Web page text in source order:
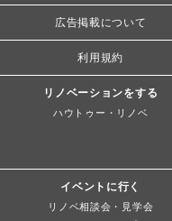
広告掲載について
利用規約
リノベーションをする
ハウトゥー・リノベ
イベントに行く
リノベ相談会・見学会